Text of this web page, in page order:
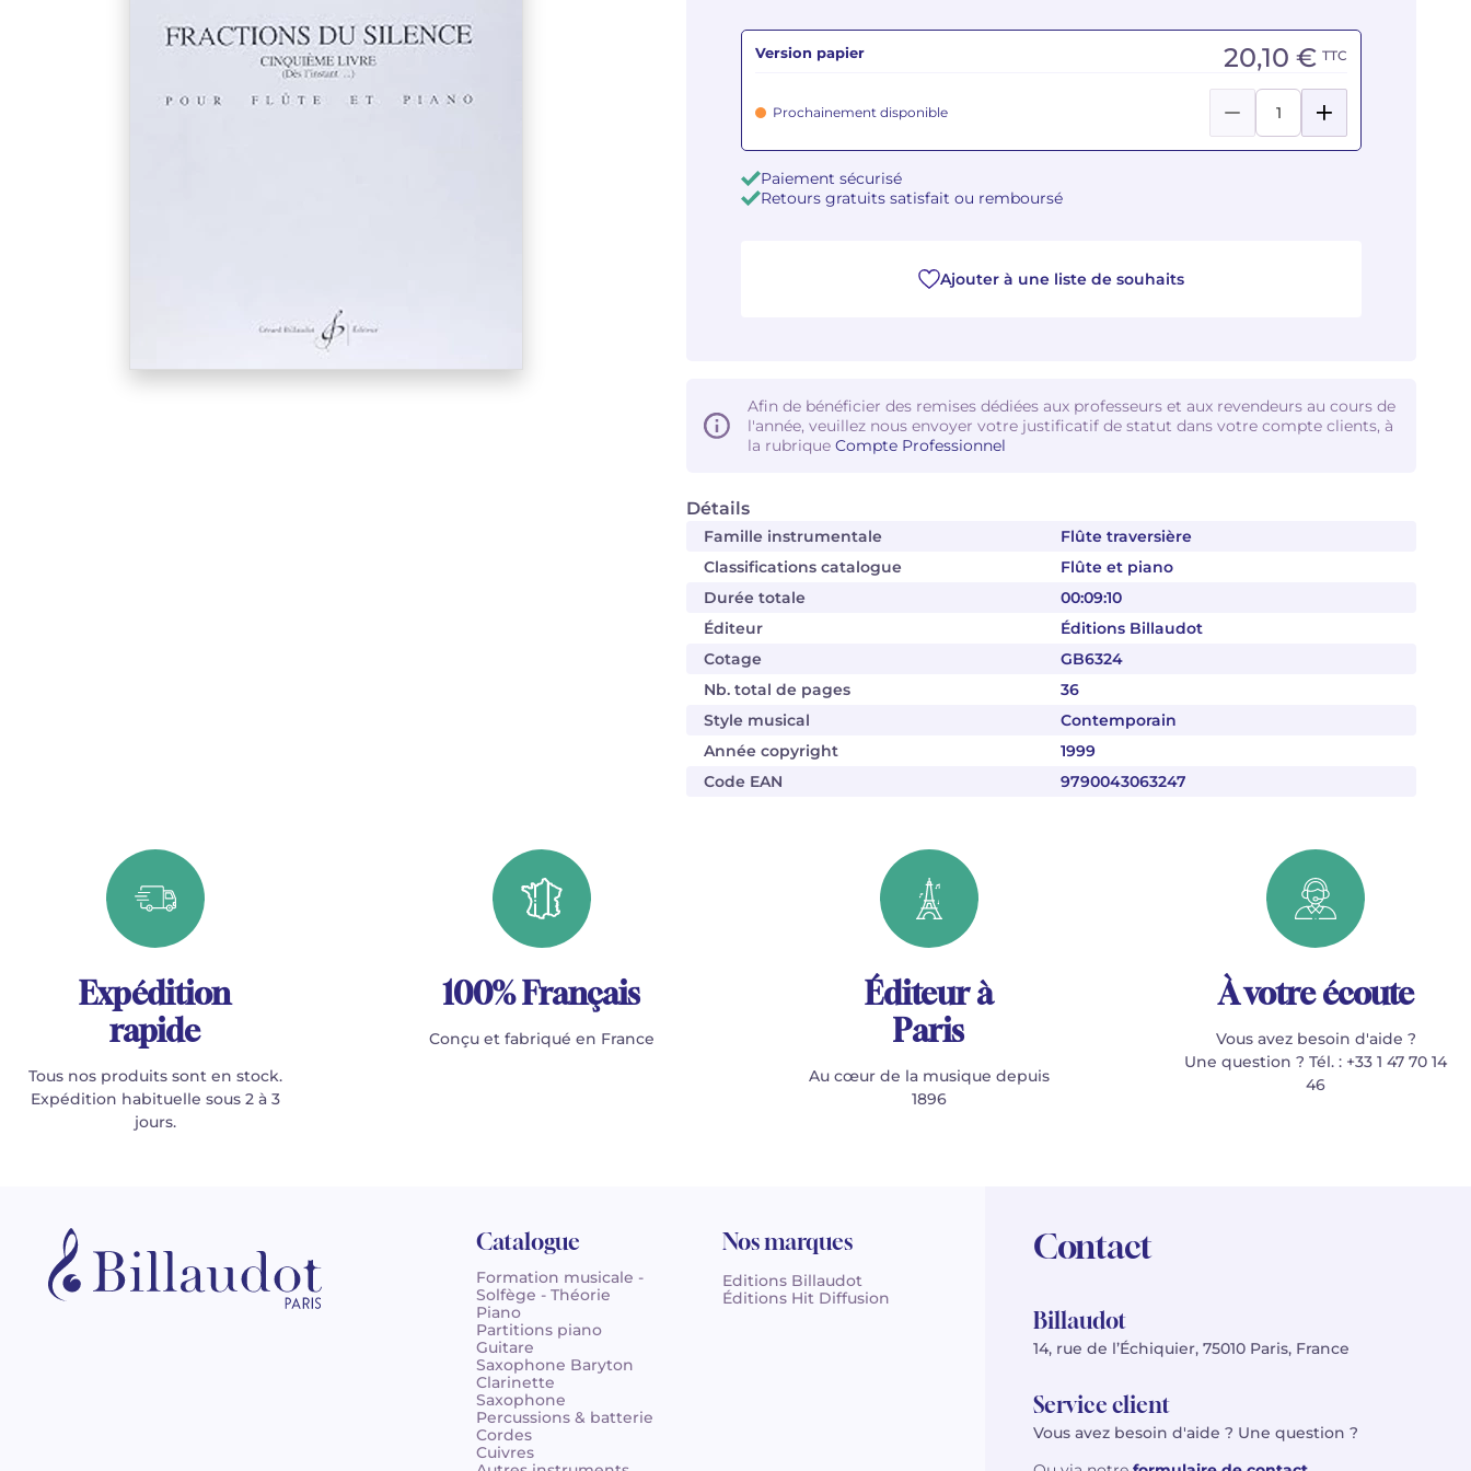
Détails
Famille instrumentale
Flûte traversière
Classifications catalogue
Flûte et piano
Durée totale
00:09:10
Éditeur
Éditions Billaudot
Cotage
GB6324
Nb. total de pages
36
Style musical
Contemporain
Année copyright
1999
Code EAN
9790043063247
Version papier 20,10 € TTC
Prochainement disponible
Paiement sécurisé
Retours gratuits satisfait ou remboursé
Ajouter à une liste de souhaits
Afin de bénéficier des remises dédiées aux professeurs et aux revendeurs au cours de
l'année, veuillez nous envoyer votre justificatif de statut dans votre compte clients, à
la rubrique Compte Professionnel
Expédition
rapide
Tous nos produits sont en stock.
Expédition habituelle sous 2 à 3
jours.
100% Français
Conçu et fabriqué en France
Éditeur à
Paris
Au cœur de la musique depuis
1896
À votre écoute
Vous avez besoin d'aide ?
Une question ? Tél. : +33 1 47 70 14
46
Catalogue
Formation musicale -
Solfège - Théorie
Piano
Partitions piano
Guitare
Saxophone Baryton
Clarinette
Saxophone
Percussions & batterie
Cordes
Cuivres
Nos marques
Editions Billaudot
Éditions Hit Diffusion
Contact
Billaudot
14, rue de l’Échiquier, 75010 Paris, France
Service client
Vous avez besoin d'aide ? Une question ?